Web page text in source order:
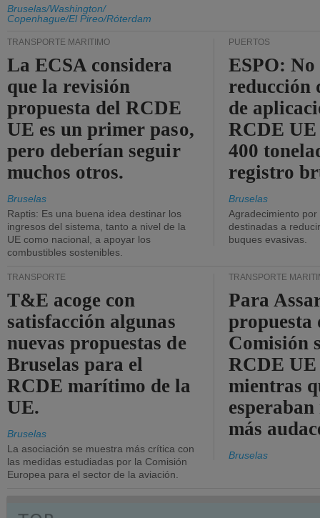
Bruselas/Washington/
Copenhague/El Pireo/Róterdam
TRANSPORTE MARÍTIMO
La ECSA considera
que la revisión
propuesta del RCDE
UE es un primer paso,
pero deberían seguir
muchos otros.
Bruselas
Raptis: Es una buena idea destinar los
ingresos del sistema, tanto a nivel de la
UE como nacional, a apoyar los
combustibles sostenibles.
PUERTOS
ESPO: No
reducción
de
RCDE UE
400
registro
Bruselas
Agradecimiento
destinadas a
buques evasivas.
TRANSPORTE
T&E acoge con
satisfacción algunas
nuevas propuestas de
Bruselas para el
RCDE marítimo de la
UE.
Bruselas
La asociación se muestra más crítica con
las medidas estudiadas por la Comisión
Europea para el sector de la aviación.
TRANSPORTE
Para
propuesta
Comisión
RCDE
mientras
más
Bruselas